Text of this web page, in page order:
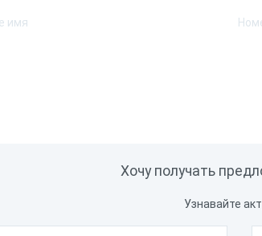
Хочу получать
Узнавайте